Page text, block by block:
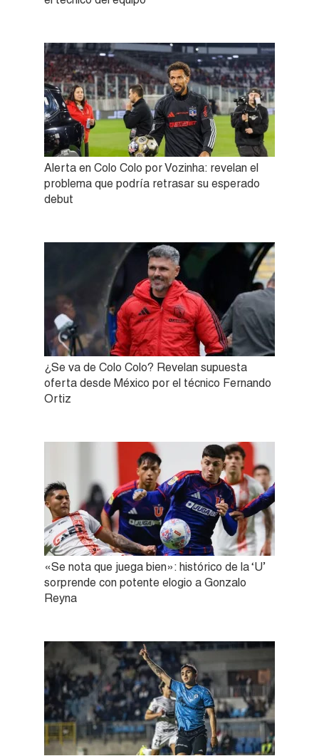
Alerta en Colo Colo por Vozinha: revelan el
problema que podría retrasar su esperado
debut
¿Se va de Colo Colo? Revelan supuesta
oferta desde México por el técnico Fernando
Ortiz
«Se nota que juega bien»: histórico de la ‘U’
sorprende con potente elogio a Gonzalo
Reyna